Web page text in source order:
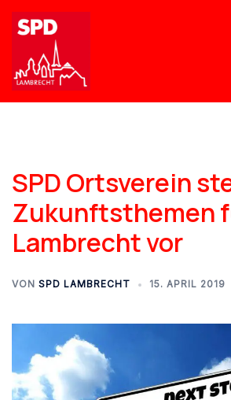
SPD Ortsverein
Zukunftsthemen
Lambrecht vor
VON SPD LAMBRECHT 15. APRIL 2019